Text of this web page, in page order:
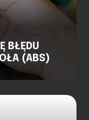
BŁĘDU
(ABS)